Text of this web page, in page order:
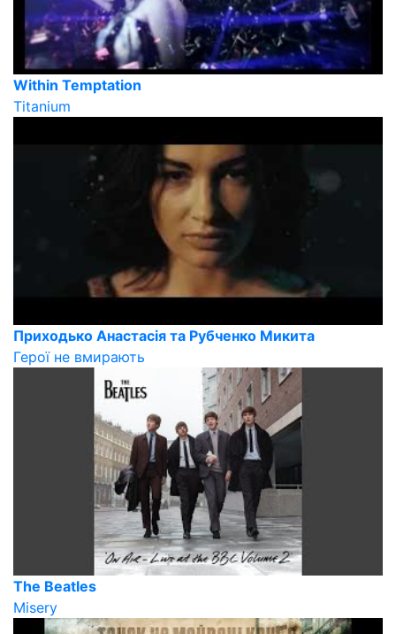
Within Temptation
Titanium
Приходько Анастасія та Рубченко Микита
Герої не вмирають
The Beatles
Misery